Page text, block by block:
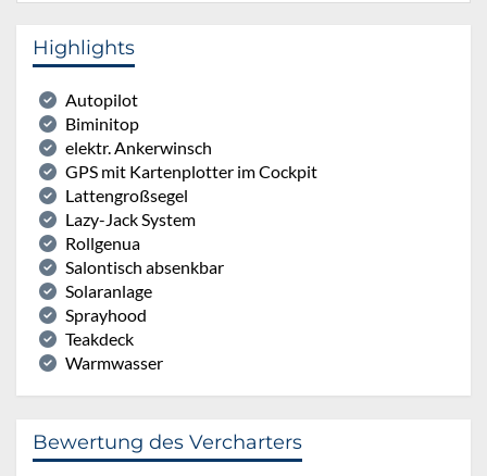
Highlights
Autopilot
Biminitop
elektr. Ankerwinsch
GPS mit Kartenplotter im Cockpit
Lattengroßsegel
Lazy-Jack System
Rollgenua
Salontisch absenkbar
Solaranlage
Sprayhood
Teakdeck
Warmwasser
Bewertung des Vercharters